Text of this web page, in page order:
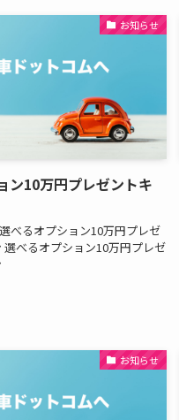
お知らせ
ン10万円プレゼントキ
べるオプション10万円プレゼ
選べるオプション10万円プレゼ
お知らせ